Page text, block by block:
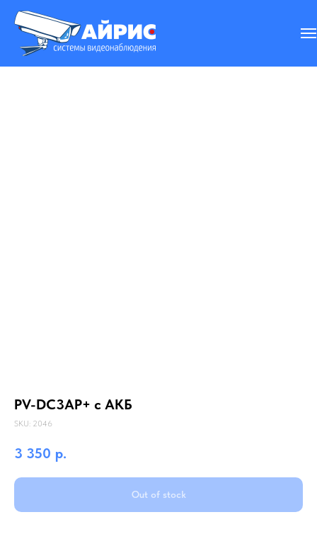
PV-DC3AP+ с АКБ
SKU: 2046
3 350 р.
Out of stock